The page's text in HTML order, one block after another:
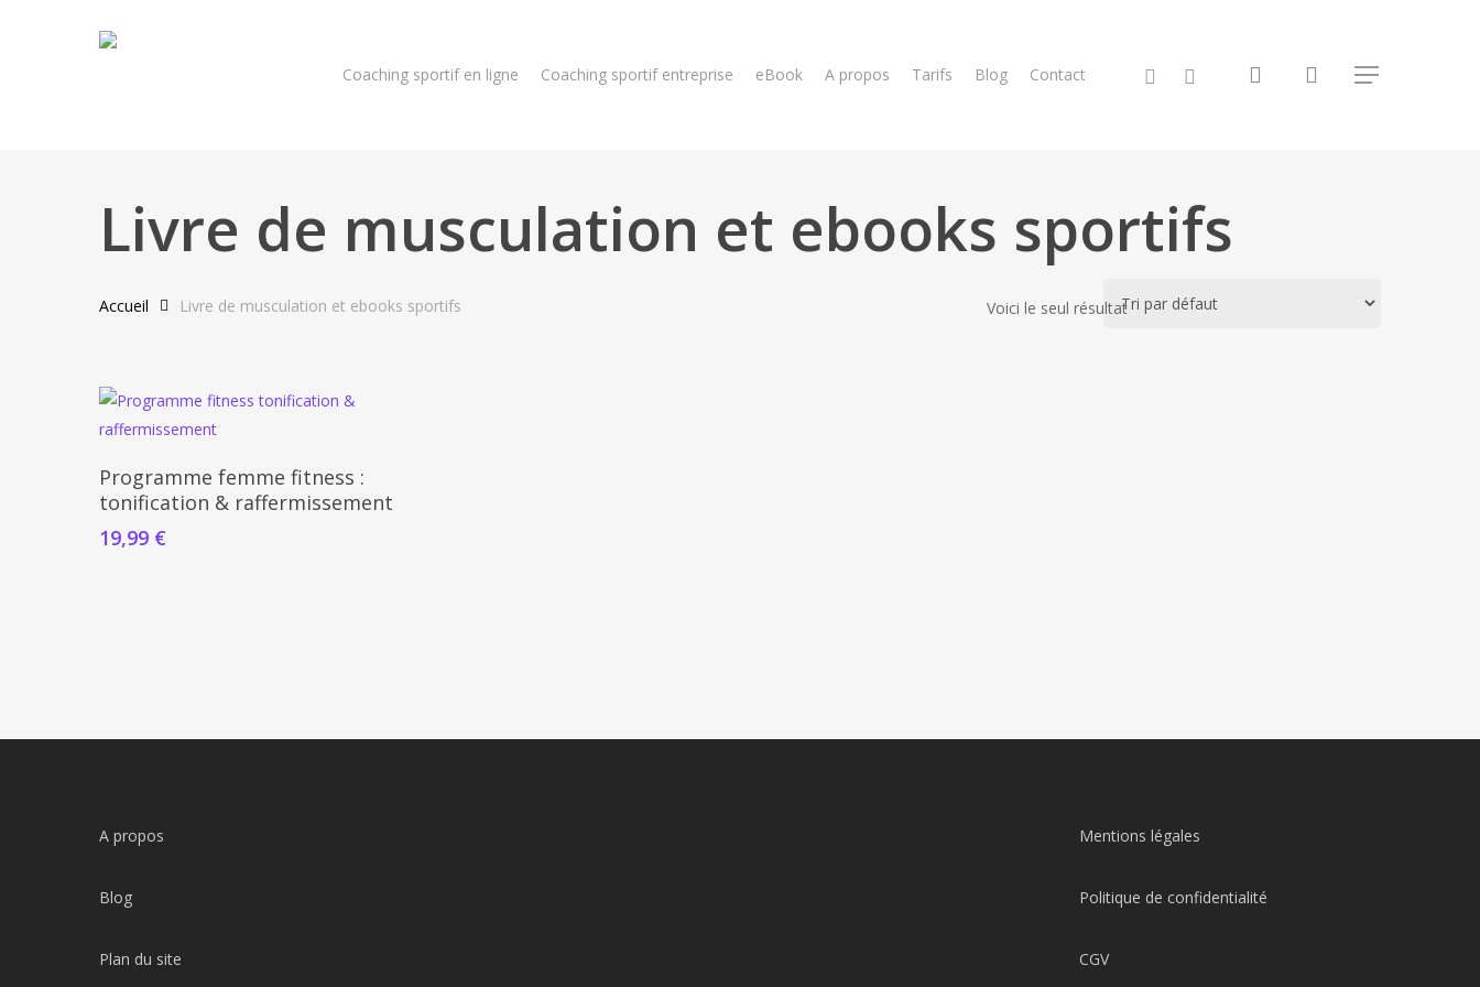
Coaching sportif en ligne Coaching sportif entreprise eBook A propos Tarifs Blog Contact facebookinstagram search Menu
Livre de musculation et ebooks sportifs
Voici le seul résultat
Accueil Livre de musculation et ebooks sportifs
Ajouter Au Panier
Programme femme fitness :
tonification & raffermissement
19,99 €
A propos
Blog
Plan du site
Mentions légales
Politique de confidentialité
CGV